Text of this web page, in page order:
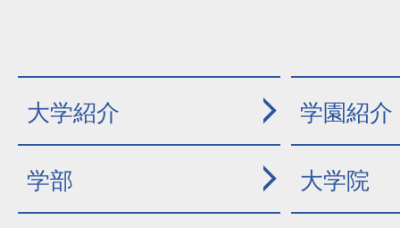
大学紹介 学園紹介
学部 大学院